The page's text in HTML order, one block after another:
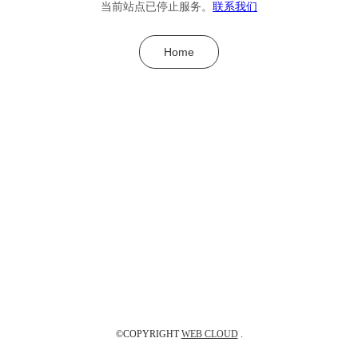
当前站点已停止服务。 联系我们
Home
©COPYRIGHTWEB CLOUD.